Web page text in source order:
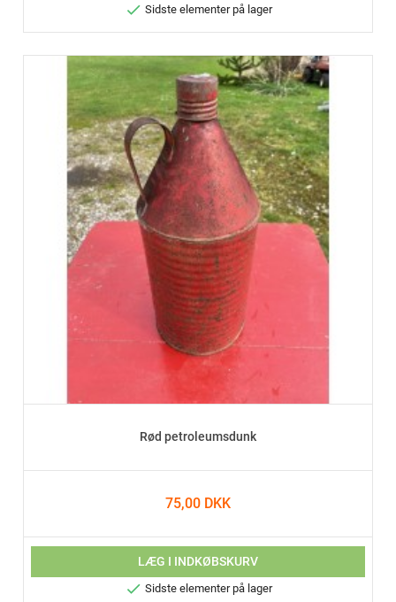
 Sidste elementer på lager
Rød petroleumsdunk
75,00 DKK
LÆG I INDKØBSKURV
 Sidste elementer på lager